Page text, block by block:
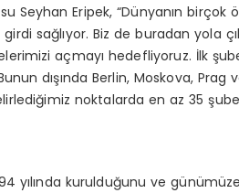
Seyhan Eripek, “Dünyanın
sağlıyor. Biz de buradan yola
açmayı hedefliyoruz. İlk
dışında Berlin, Moskova, Prag
noktalarda en az 35
yılında kurulduğunu ve